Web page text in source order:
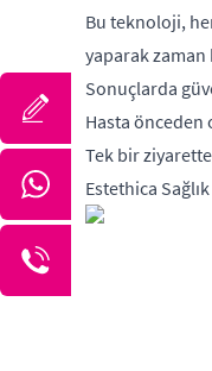
Bu teknoloji,
yaparak zaman
Sonuçlarda
Hasta önceden
Tek bir
Estethica